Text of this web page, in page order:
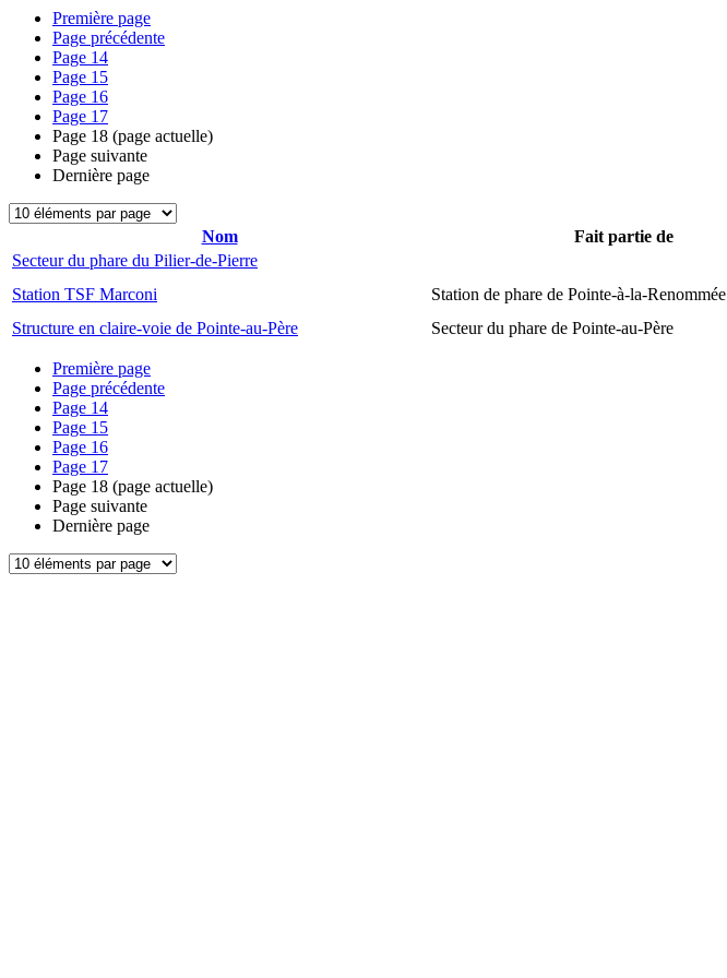
Première page
Page précédente
Page 14
Page 15
Page 16
Page 17
Page 18 (page actuelle)
Page suivante
Dernière page
Nom Fait partie de
Secteur du phare du Pilier-de-Pierre
Station TSF Marconi
Station de phare de Pointe-à-la-Renommée
Structure en claire-voie de Pointe-au-Père
Secteur du phare de Pointe-au-Père
Première page
Page précédente
Page 14
Page 15
Page 16
Page 17
Page 18 (page actuelle)
Page suivante
Dernière page